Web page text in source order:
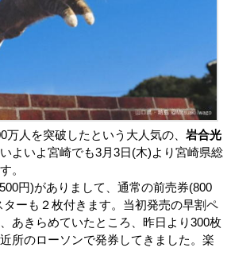
万人を突破したという大人気の、 岩合光
よいよ宮崎でも3月3日(木)より宮崎県総
。
円)がありまして、通常の前売券(800
ターも２枚付きます。当初発売の早割ペ
あきらめていたところ、昨日より300枚
所のローソンで発券してきました。楽